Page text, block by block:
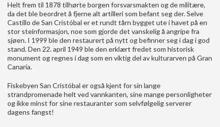
Helt frem til 1878 tilhørte borgen forsvarsmakten og de militære,
da det ble beordret å fjerne alt artilleri som befant seg der. Selve
Castillo de San Cristóbal er et rundt tårn bygget ute i havet på en
stor steinformasjon, noe som gjorde det vanskelig å angripe fra
sjøen. I 1999 ble den restaurert på nytt og befinner seg i dag i god
stand. Den 22. april 1949 ble den erklært fredet som historisk
monument og regnes i dag som en viktig del av kulturarven på Gran
Canaria.
Fiskebyen San Cristóbal er også kjent for sin lange
strandpromenade helt ved vannkanten, sine mange personligheter
og ikke minst for sine restauranter som selvfølgelig serverer
dagens fangst!